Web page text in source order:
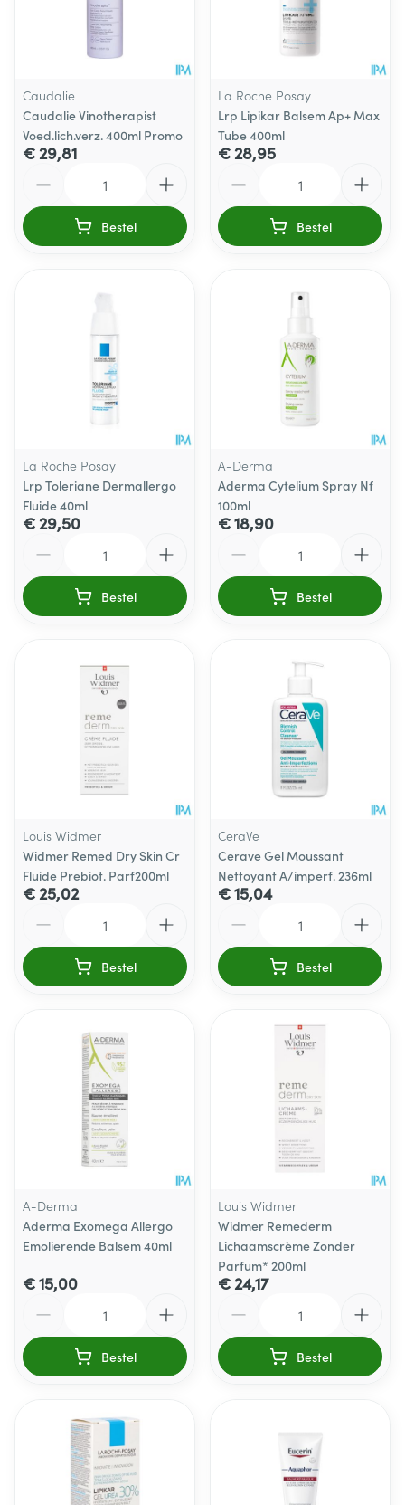
Caudalie
Caudalie Vinotherapist
Voed.lich.verz. 400ml Promo
€ 29,81
Bestel
La Roche Posay
Lrp Lipikar Balsem Ap+ Max
Tube 400ml
€ 28,95
Bestel
La Roche Posay
Lrp Toleriane Dermallergo
Fluide 40ml
€ 29,50
Bestel
A-Derma
Aderma Cytelium Spray Nf
100ml
€ 18,90
Bestel
Louis Widmer
Widmer Remed Dry Skin Cr
Fluide Prebiot. Parf200ml
€ 25,02
Bestel
CeraVe
Cerave Gel Moussant
Nettoyant A/imperf. 236ml
€ 15,04
Bestel
A-Derma
Aderma Exomega Allergo
Emolierende Balsem 40ml
€ 15,00
Bestel
Louis Widmer
Widmer Remederm
Lichaamscrème Zonder
Parfum* 200ml
€ 24,17
Bestel